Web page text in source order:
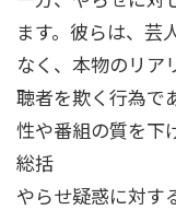
ます。彼らは、芸
なく、本物のリア
聴者を欺く行為で
性や番組の質を下
総括
やらせ疑惑に対す